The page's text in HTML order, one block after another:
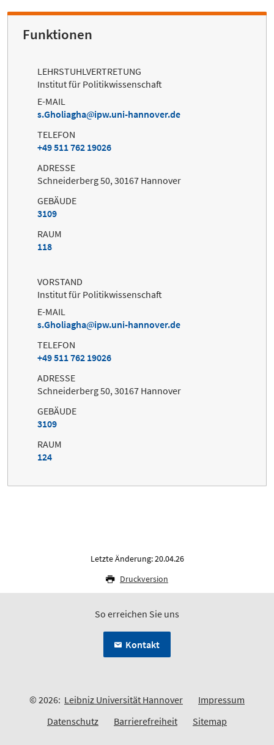
Funktionen
LEHRSTUHLVERTRETUNG
Institut für Politikwissenschaft
E-MAIL
s.Gholiagha
ipw.uni-hannover.de
TELEFON
+49 511 762 19026
ADRESSE
Schneiderberg 50, 30167 Hannover
GEBÄUDE
3109
RAUM
118
VORSTAND
Institut für Politikwissenschaft
E-MAIL
s.Gholiagha
ipw.uni-hannover.de
TELEFON
+49 511 762 19026
ADRESSE
Schneiderberg 50, 30167 Hannover
GEBÄUDE
3109
RAUM
124
Letzte Änderung: 20.04.26
Druckversion
So erreichen Sie uns
Kontakt
© 2026: Leibniz Universität Hannover
Impressum
Datenschutz
Barrierefreiheit Sitemap